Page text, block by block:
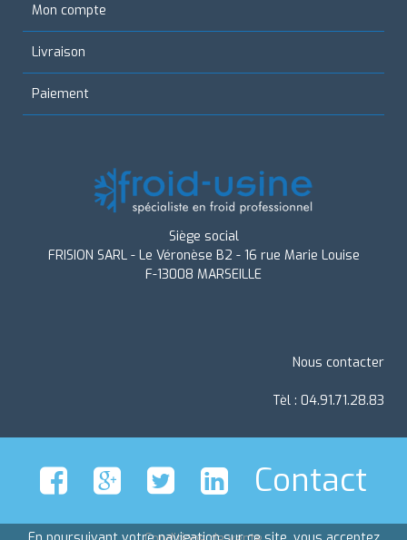
Mon compte
Livraison
Paiement
Siège social
FRISION SARL - Le Véronèse B2 - 16 rue Marie Louise
F-13008 MARSEILLE
Nous contacter
Tèl : 04.91.71.28.83
Contact